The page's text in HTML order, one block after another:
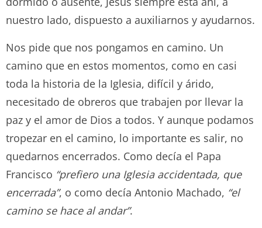
nuestro lado, dispuesto a auxiliarnos y ayudarnos.
Nos pide que nos pongamos en camino. Un
camino que en estos momentos, como en casi
toda la historia de la Iglesia, difícil y árido,
necesitado de obreros que trabajen por llevar la
paz y el amor de Dios a todos. Y aunque podamos
tropezar en el camino, lo importante es salir, no
quedarnos encerrados. Como decía el Papa
Francisco “prefiero una Iglesia accidentada, que
encerrada”, o como decía Antonio Machado, “el
camino se hace al andar”.